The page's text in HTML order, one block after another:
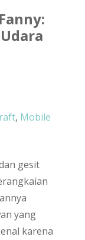
, Mobile
gesit
yang
karena